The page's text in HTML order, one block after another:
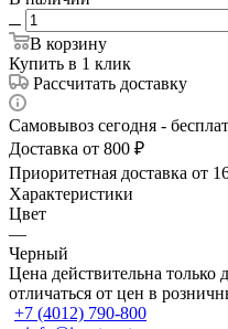
В корзину
Купить в 1 клик
Рассчитать доставку
Самовывоз сегодня -
Доставка от 800 ₽
Приоритетная доставка от
Характеристики
Цвет
—
Черный
Цена действительна только
отличаться от цен в
+7 (4012) 790-800